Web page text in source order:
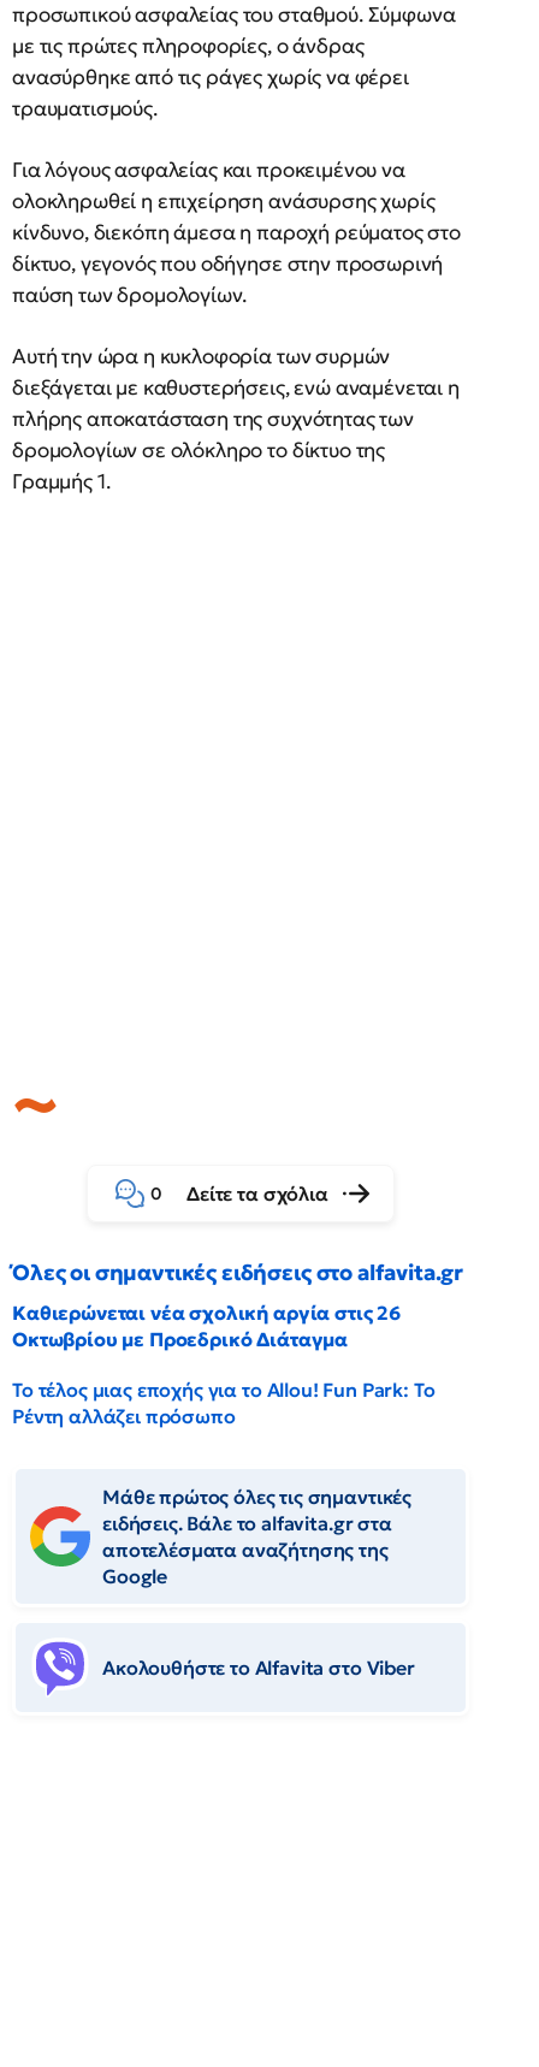
προσωπικού ασφαλείας του σταθμού. Σύμφωνα
με τις πρώτες πληροφορίες, ο άνδρας
ανασύρθηκε από τις ράγες χωρίς να φέρει
τραυματισμούς.
Για λόγους ασφαλείας και προκειμένου να
ολοκληρωθεί η επιχείρηση ανάσυρσης χωρίς
κίνδυνο, διεκόπη άμεσα η παροχή ρεύματος στο
δίκτυο, γεγονός που οδήγησε στην προσωρινή
παύση των δρομολογίων.
Αυτή την ώρα η κυκλοφορία των συρμών
διεξάγεται με καθυστερήσεις, ενώ αναμένεται η
πλήρης αποκατάσταση της συχνότητας των
δρομολογίων σε ολόκληρο το δίκτυο της
Γραμμής 1.
0 Δείτε τα σχόλια
Όλες οι σημαντικές ειδήσεις στο alfavita.gr
Καθιερώνεται νέα σχολική αργία στις 26
Οκτωβρίου με Προεδρικό Διάταγμα
Το τέλος μιας εποχής για το Allou! Fun Park: Το
Ρέντη αλλάζει πρόσωπο
Μάθε πρώτος όλες τις σημαντικές
ειδήσεις. Βάλε το alfavita.gr στα
αποτελέσματα αναζήτησης της
Google
Ακολουθήστε το Αlfavita στο Viber